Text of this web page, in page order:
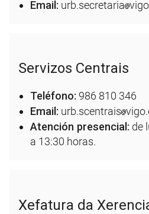
Email: urb.secretaria
Servizos Centrais
Teléfono: 986 810 346
Email: urb.scentrais
Atención presencial: de
a 13:30 horas.
Xefatura da